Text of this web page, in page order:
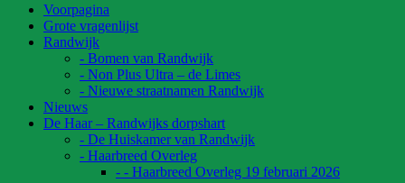
Voorpagina
Grote vragenlijst
Randwijk
- Bomen van Randwijk
- Non Plus Ultra – de Limes
- Nieuwe straatnamen Randwijk
Nieuws
De Haar – Randwijks dorpshart
- De Huiskamer van Randwijk
- Haarbreed Overleg
- - Haarbreed Overleg 19 februari 2026